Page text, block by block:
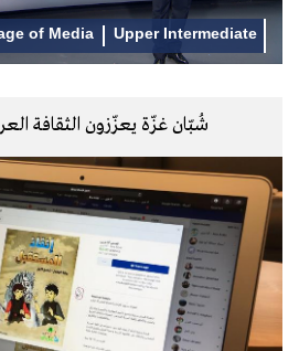
of Media Upper Intermediate